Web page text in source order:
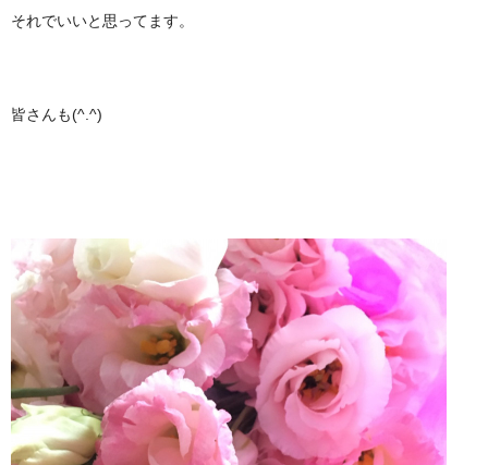
それでいいと思ってます。
皆さんも(^.^)